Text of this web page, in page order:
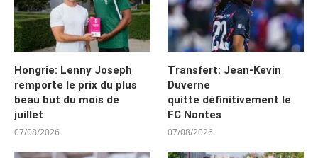
Hongrie: Lenny Joseph
remporte le prix du plus
beau but du mois de
juillet
07/08/2026
Transfert: Jean-Kevin
Duverne
quitte définitivement le
FC Nantes
07/08/2026